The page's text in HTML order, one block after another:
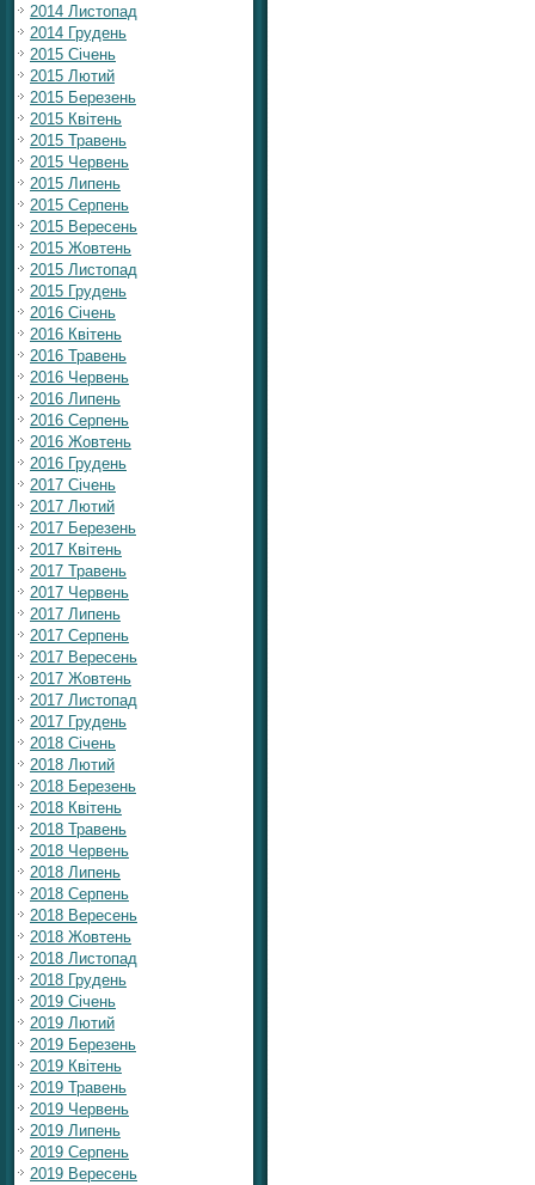
2014 Листопад
2014 Грудень
2015 Січень
2015 Лютий
2015 Березень
2015 Квітень
2015 Травень
2015 Червень
2015 Липень
2015 Серпень
2015 Вересень
2015 Жовтень
2015 Листопад
2015 Грудень
2016 Січень
2016 Квітень
2016 Травень
2016 Червень
2016 Липень
2016 Серпень
2016 Жовтень
2016 Грудень
2017 Січень
2017 Лютий
2017 Березень
2017 Квітень
2017 Травень
2017 Червень
2017 Липень
2017 Серпень
2017 Вересень
2017 Жовтень
2017 Листопад
2017 Грудень
2018 Січень
2018 Лютий
2018 Березень
2018 Квітень
2018 Травень
2018 Червень
2018 Липень
2018 Серпень
2018 Вересень
2018 Жовтень
2018 Листопад
2018 Грудень
2019 Січень
2019 Лютий
2019 Березень
2019 Квітень
2019 Травень
2019 Червень
2019 Липень
2019 Серпень
2019 Вересень